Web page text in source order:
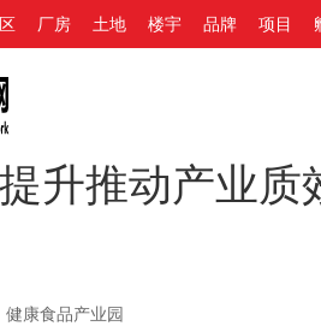
厂房 土地 楼宇 品牌 项目
升推动产业
健康食品产业园